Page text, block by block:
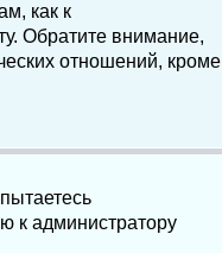
как к
Обратите внимание,
отношений, кроме
к администратору